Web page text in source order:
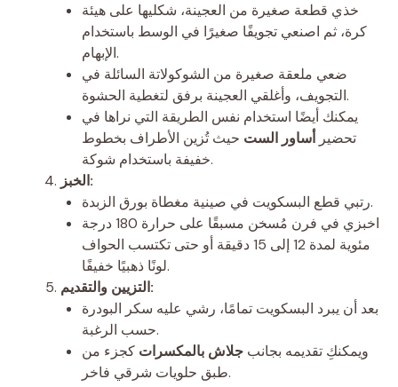
خذي قطعة صغيرة من العجينة، شكليها على هيئة
كرة، ثم اصنعي تجويفًا صغيرًا في الوسط باستخدام
الإبهام.
ضعي ملعقة صغيرة من الشوكولاتة السائلة في
التجويف، وأغلقي العجينة برفق لتغطية الحشوة.
يمكنك أيضًا استخدام نفس الطريقة التي نراها في
تحضير أساور الست حيث تُزين الأطراف بخطوط
خفيفة باستخدام شوكة.
الخبز:
رتبي قطع البسكويت في صينية مغطاة بورق الزبدة.
اخبزي في فرن مُسخن مسبقًا على حرارة 180 درجة
مئوية لمدة 12 إلى 15 دقيقة أو حتى تكتسب الحواف
لونًا ذهبيًا خفيفًا.
التزيين والتقديم:
بعد أن يبرد البسكويت تمامًا، رشي عليه سكر البودرة
حسب الرغبة.
ويمكنكِ تقديمه بجانب جلاش بالمكسرات كجزء من
طبق حلويات شرقي فاخر.